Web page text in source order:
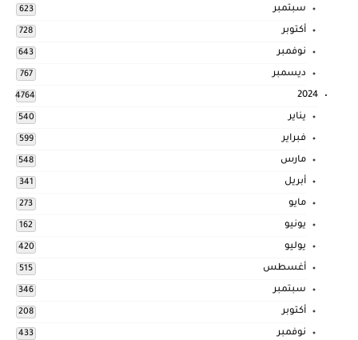
سبتمبر 623
أكتوبر 728
نوفمبر 643
ديسمبر 767
2024
4764
يناير 540
فبراير 599
مارس 548
أبريل 341
مايو 273
يونيو 162
يوليو 420
أغسطس 515
سبتمبر 346
أكتوبر 208
نوفمبر 433